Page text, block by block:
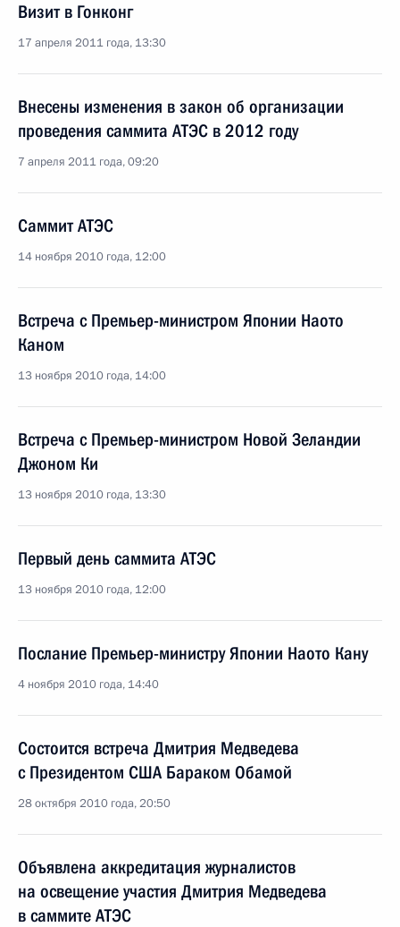
Визит в Гонконг
17 апреля 2011 года, 13:30
Внесены изменения в закон об организации
проведения саммита АТЭС в 2012 году
7 апреля 2011 года, 09:20
Саммит АТЭС
14 ноября 2010 года, 12:00
Встреча с Премьер-министром Японии Наото
Каном
13 ноября 2010 года, 14:00
Встреча с Премьер-министром Новой Зеландии
Джоном Ки
13 ноября 2010 года, 13:30
Первый день саммита АТЭС
13 ноября 2010 года, 12:00
Послание Премьер-министру Японии Наото Кану
4 ноября 2010 года, 14:40
Состоится встреча Дмитрия Медведева
с Президентом США Бараком Обамой
28 октября 2010 года, 20:50
Объявлена аккредитация журналистов
на освещение участия Дмитрия Медведева
в саммите АТЭС